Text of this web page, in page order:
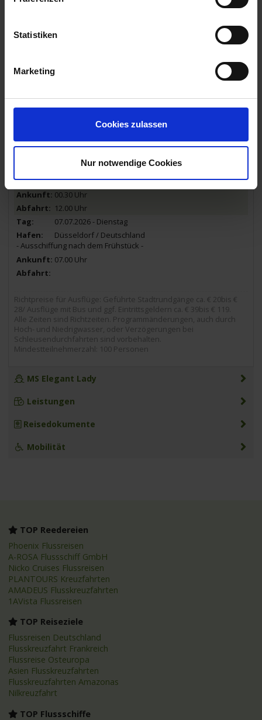
Statistiken
Marketing
Cookies zulassen
Nur notwendige Cookies
Lüttich / Belgien
Lüttich / Belgien
16.30 Uhr
06.07.2026 - Montag
Roermond / Niederlande
Halbtagesausflug: Historisches Roermond
00.30 Uhr
12.00 Uhr
07.07.2026 - Dienstag
Düsseldorf / Deutschland
- Ausschiffung nach dem Frühstück -
07.00 Uhr
Richtpreise für Ausflüge: Geführte Stadtrundgänge ca. € 20bis €
28/ Ausflüge mit Bus und ggf. Eintrittsgeldern ca. € 39bis € 119.
Alle Zeiten sind Richtzeiten. Programmänderungen, auch durch
Hoch- und Niedrigwasser, oder Verzögerungen bei
Schleusendurchfahrten sind vorbehalten.
Mindestteilnehmerzahl: 100 Personen
MS Elegant Lady
Leistungen
Reisedokumente
Mobilität
TOP Reedereien
Phoenix Flussreisen
A-ROSA Flussschiff GmbH
Nicko Cruises Flussreisen
PLANTOURS Kreuzfahrten
AMADEUS Flusskreuzfahrten
1AVista Flussreisen
TOP Reiseziele
Flussreisen Deutschland
Flusskreuzfahrt Frankreich
Flussreise Osteuropa
Asien Flusskreuzfahrten
Flusskreuzfahrten Amazonas
Nilkreuzfahrt
TOP Flussschiffe